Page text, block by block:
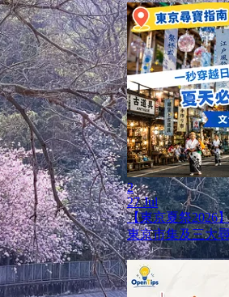
2
27 Jul
【東京夏祭2026
東京市集及三大